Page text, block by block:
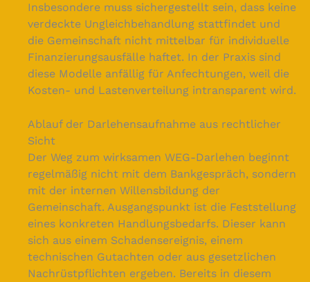
Insbesondere muss sichergestellt sein, dass keine
verdeckte Ungleichbehandlung stattfindet und
die Gemeinschaft nicht mittelbar für individuelle
Finanzierungsausfälle haftet. In der Praxis sind
diese Modelle anfällig für Anfechtungen, weil die
Kosten- und Lastenverteilung intransparent wird.
Ablauf der Darlehensaufnahme aus rechtlicher
Sicht
Der Weg zum wirksamen WEG-Darlehen beginnt
regelmäßig nicht mit dem Bankgespräch, sondern
mit der internen Willensbildung der
Gemeinschaft. Ausgangspunkt ist die Feststellung
eines konkreten Handlungsbedarfs. Dieser kann
sich aus einem Schadensereignis, einem
technischen Gutachten oder aus gesetzlichen
Nachrüstpflichten ergeben. Bereits in diesem